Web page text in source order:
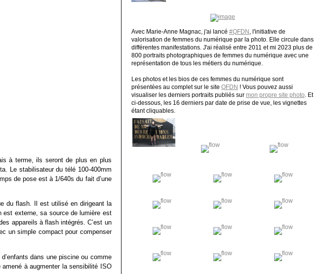
à terme, ils seront de plus en plus
Le stabilisateur du télé 100-400mm
de pose est à 1/640s du fait d’une
du flash. Il est utilisé en dirigeant la
est externe, sa source de lumière est
appareils à flash intégrés. C’est un
un simple compact pour compenser
dans une piscine ou comme
à augmenter la sensibilité ISO
Avec Marie-Anne Magnac, j'ai lancé #QFDN , l'initiative de
valorisation de femmes du numérique par la photo. Elle circule dans
différentes manifestations. J'ai réalisé entre 2011 et mi 2023 plus de
800 portraits photographiques de femmes du numérique avec une
représentation de tous les métiers du numérique.
Les photos et les bios de ces femmes du numérique sont
présentées au complet sur le site QFDN ! Vous pouvez aussi
visualiser les derniers portraits publiés sur mon propre site photo. Et
ci-dessous, les 16 derniers par date de prise de vue, les vignettes
étant cliquables.